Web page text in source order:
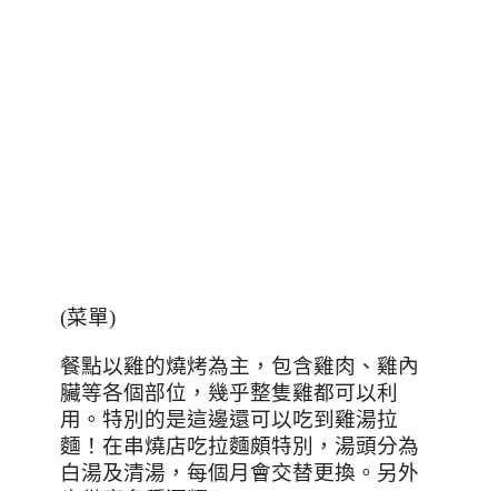
(菜單)
餐點以雞的燒烤為主，包含雞肉、雞內
臟等各個部位，幾乎整隻雞都可以利
用。特別的是這邊還可以吃到雞湯拉
麵！在串燒店吃拉麵頗特別，湯頭分為
白湯及清湯，每個月會交替更換。另外